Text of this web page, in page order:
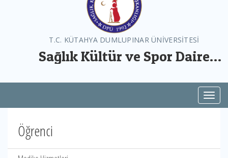
T.C. KÜTAHYA DUMLUPINAR ÜNİVERSİTESİ
Sağlık Kültür ve Spor Daire
Öğrenci